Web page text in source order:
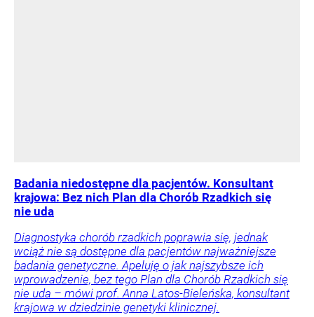
Badania niedostępne dla pacjentów. Konsultant
krajowa: Bez nich Plan dla Chorób Rzadkich się
nie uda
Diagnostyka chorób rzadkich poprawia się, jednak
wciąż nie są dostępne dla pacjentów najważniejsze
badania genetyczne. Apeluję o jak najszybsze ich
wprowadzenie, bez tego Plan dla Chorób Rzadkich się
nie uda – mówi prof. Anna Latos-Bieleńska, konsultant
krajowa w dziedzinie genetyki klinicznej.